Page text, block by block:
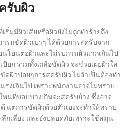
รับผิว
ริ่มมีผิวเสียหรือผิวยังไม่ถูกทำร้ายถึง
ารถขัดผิวเบาๆ ได้ด้วยการสครับจาก
โยนต่อผิวและไม่รบกวนผิวมากเกินไป
ยก รวมทั้งเกลือขัดผิว จะช่วยเผยผิวใส
ดผิวบ่อยๆการสครับผิว ไม่จำเป็นต้องทำ
งเกินไป เพราะพนักงานอาจไม่ทราบ
นที่บอบบางเกินจะสครับบ้าง ซึ่งอาจ
แต่การขัดผิวด้วยตัวเองจะทำให้ทราบ
เลี่ยง และยังปลอดภัยเพราะใช้สมุน